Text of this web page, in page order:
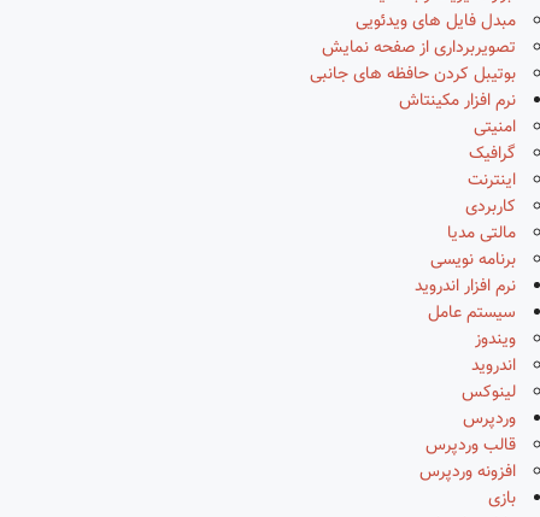
مبدل فایل های ویدئویی
تصویربرداری از صفحه نمایش
بوتیبل کردن حافظه های جانبی
نرم افزار مکینتاش
امنیتی
گرافیک
اینترنت
کاربردی
مالتی مدیا
برنامه نویسی
نرم افزار اندروید
سیستم عامل
ویندوز
اندروید
لینوکس
وردپرس
قالب وردپرس
افزونه وردپرس
بازی